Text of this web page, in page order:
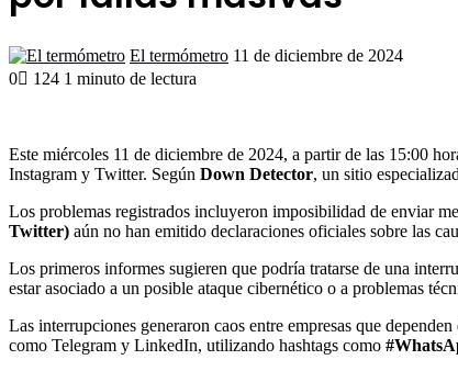
El termómetro Send
11 de diciembre de 2024
0
124 1 minuto de lectura
Facebook
X
LinkedIn
Tumblr
Pinterest
Reddit
VKontakte
Odnoklassniki
Pocket
Este miércoles 11 de diciembre de 2024, a partir de las 15:00
Instagram y Twitter. Según Down Detector, un sitio
Los problemas registrados incluyeron imposibilidad de enviar
Twitter) aún no han emitido declaraciones oficiales sobre las
Los primeros informes sugieren que podría tratarse de una
estar asociado a un posible ataque cibernético o a problemas
Las interrupciones generaron caos entre empresas que
como Telegram y LinkedIn, utilizando hashtags como